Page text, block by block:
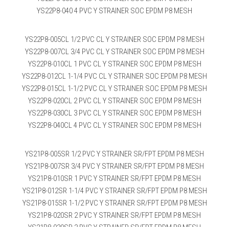
YS22P8-040 4 PVC Y STRAINER SOC EPDM P8 MESH
YS22P8-005CL 1/2 PVC CL Y STRAINER SOC EPDM P8 MESH
YS22P8-007CL 3/4 PVC CL Y STRAINER SOC EPDM P8 MESH
YS22P8-010CL 1 PVC CL Y STRAINER SOC EPDM P8 MESH
YS22P8-012CL 1-1/4 PVC CL Y STRAINER SOC EPDM P8 MESH
YS22P8-015CL 1-1/2 PVC CL Y STRAINER SOC EPDM P8 MESH
YS22P8-020CL 2 PVC CL Y STRAINER SOC EPDM P8 MESH
YS22P8-030CL 3 PVC CL Y STRAINER SOC EPDM P8 MESH
YS22P8-040CL 4 PVC CL Y STRAINER SOC EPDM P8 MESH
YS21P8-005SR 1/2 PVC Y STRAINER SR/FPT EPDM P8 MESH
YS21P8-007SR 3/4 PVC Y STRAINER SR/FPT EPDM P8 MESH
YS21P8-010SR 1 PVC Y STRAINER SR/FPT EPDM P8 MESH
YS21P8-012SR 1-1/4 PVC Y STRAINER SR/FPT EPDM P8 MESH
YS21P8-015SR 1-1/2 PVC Y STRAINER SR/FPT EPDM P8 MESH
YS21P8-020SR 2 PVC Y STRAINER SR/FPT EPDM P8 MESH